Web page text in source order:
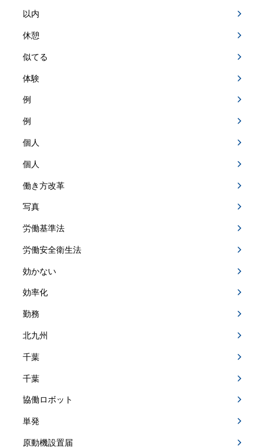
以内
休憩
似てる
体験
例
例
個人
個人
働き方改革
写真
労働基準法
労働安全衛生法
効かない
効率化
勤務
北九州
千葉
千葉
協働ロボット
単発
原動機設置届